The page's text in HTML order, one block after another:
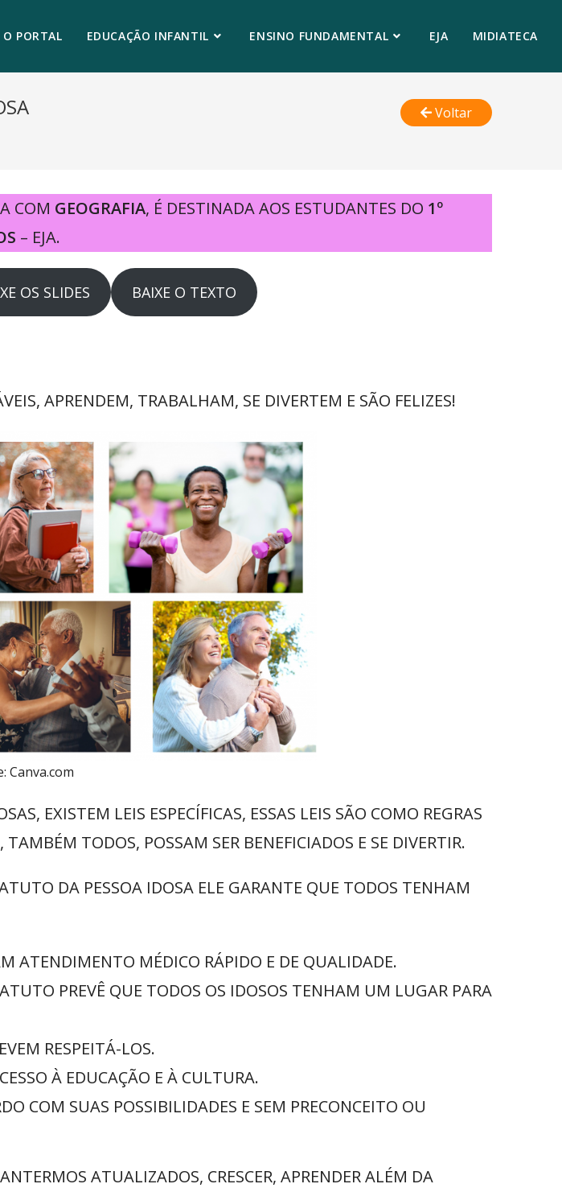
O PORTAL EDUCAÇÃO INFANTIL ENSINO FUNDAMENTAL EJA MIDIATECA
Voltar
COM GEOGRAFIA, É DESTINADA AOS ESTUDANTES DO 1º
– EJA.
OS SLIDES BAIXE O TEXTO
APRENDEM, TRABALHAM, SE DIVERTEM E SÃO FELIZES!
Canva.com
EXISTEM LEIS ESPECÍFICAS, ESSAS LEIS SÃO COMO REGRAS
TODOS, POSSAM SER BENEFICIADOS E SE DIVERTIR.
DA PESSOA IDOSA ELE GARANTE QUE TODOS TENHAM
ATENDIMENTO MÉDICO RÁPIDO E DE QUALIDADE.
PREVÊ QUE TODOS OS IDOSOS TENHAM UM LUGAR PARA
RESPEITÁ-LOS.
À EDUCAÇÃO E À CULTURA.
COM SUAS POSSIBILIDADES E SEM PRECONCEITO OU
ATUALIZADOS, CRESCER, APRENDER ALÉM DA